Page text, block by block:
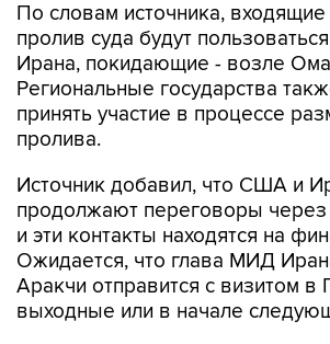
По словам источника,
пролив суда будут
Ирана, покидающие - возле
Региональные государства
принять участие в процессе
пролива.
Источник добавил, что США и
продолжают переговоры через
и эти контакты находятся на
Ожидается, что глава МИД
Аракчи отправится с визитом в
выходные или в начале